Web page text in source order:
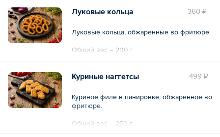
360 ₽
Луковые кольца
Луковые кольца, обжаренные во фритюре.
Общий вес – 200 г
499 ₽
Куриные наггетсы
Куриное филе в панировке, обжаренное во
фритюре.
Общий вес – 250 г